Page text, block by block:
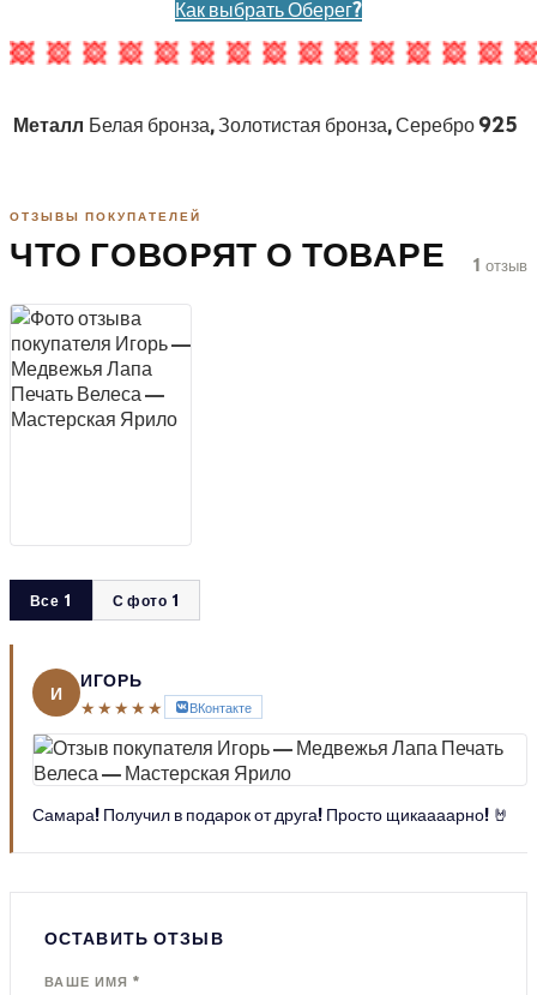
Как выбрать Оберег?
Металл Белая бронза, Золотистая бронза, Серебро 925
ОТЗЫВЫ ПОКУПАТЕЛЕЙ
ЧТО ГОВОРЯТ О ТОВАРЕ 1 отзыв
Все 1 С фото 1
И
ИГОРЬ
★★★★★
ВКонтакте
Самара! Получил в подарок от друга! Просто щикаааарно! 🤘
ОСТАВИТЬ ОТЗЫВ
ВАШЕ ИМЯ *